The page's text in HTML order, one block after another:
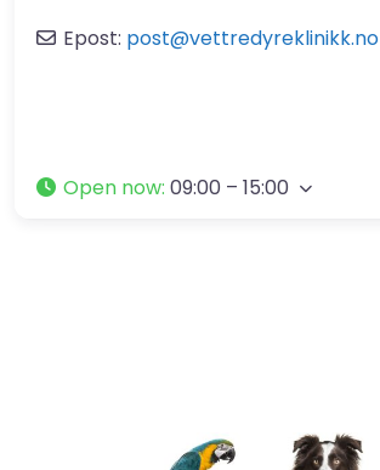
Epost: post@vettredyreklinikk.no
Open now: 09:00 – 15:00